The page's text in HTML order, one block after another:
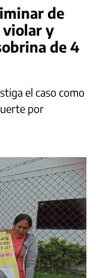
de
violar y
de 4
el caso como
por